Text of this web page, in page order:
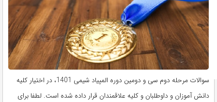
سوالات مرحله دوم سی و دومین دوره المپیاد شیمی 1401، در اختیار کلیه
دانش آموزان و داوطلبان و کلیه علاقمندان قرار داده شده است. لطفا برای